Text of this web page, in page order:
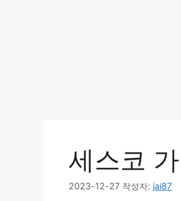
세스코
2023-12-27 작성자: jai87